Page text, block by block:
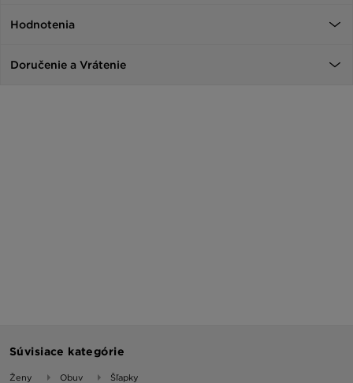
Hodnotenia
Doručenie a Vrátenie
Súvisiace kategórie
Ženy Obuv Šľapky